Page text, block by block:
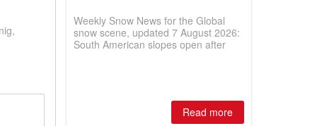
Weekly Snow News for the Global
snow scene, updated 7 August 2026:
South American slopes open after
two outdoor areas still open.
Read more